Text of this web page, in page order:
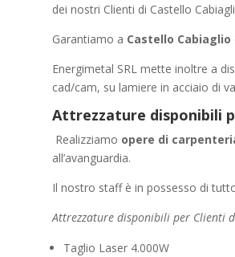
dei nostri Clienti di Castello
Garantiamo a Castello Cabiaglio
Energimetal SRL mette inoltre a
cad/cam, su lamiere in acciaio di
Attrezzature disponibili
Realizziamo opere di
all’avanguardia.
Il nostro staff è in possesso di
Attrezzature disponibili per Clienti
Taglio Laser 4.000W